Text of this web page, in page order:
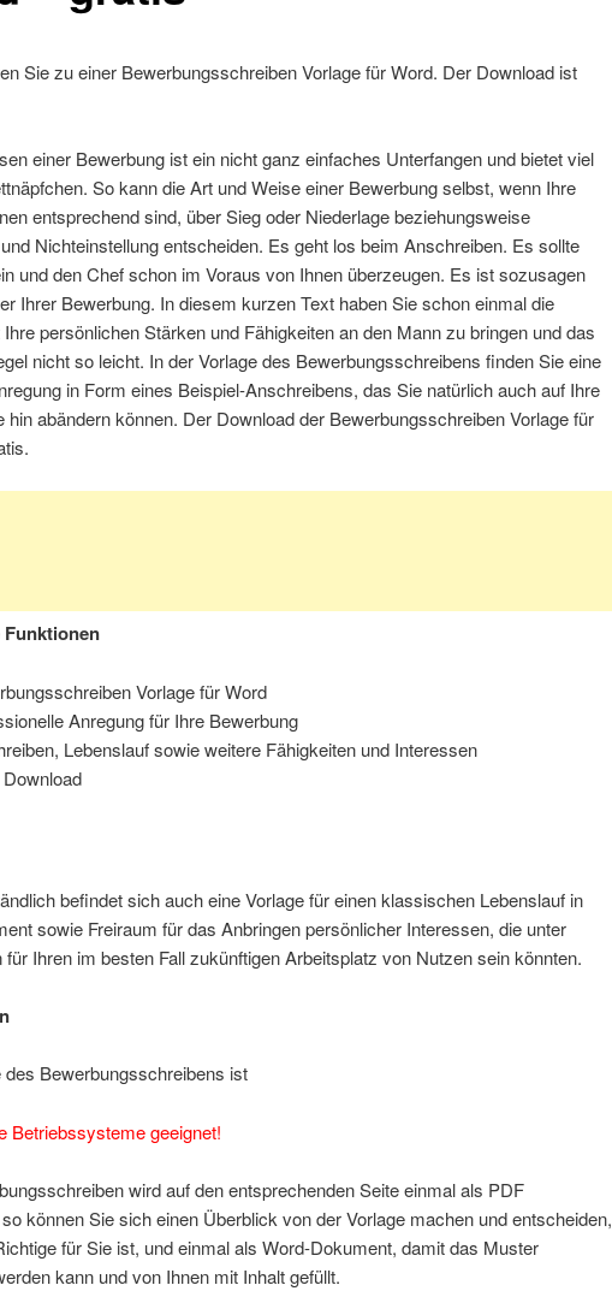
Sie zu einer Bewerbungsschreiben Vorlage für Word. Der Download ist
einer Bewerbung ist ein nicht ganz einfaches Unterfangen und bietet viel
So kann die Art und Weise einer Bewerbung selbst, wenn Ihre
entsprechend sind, über Sieg oder Niederlage beziehungsweise
Nichteinstellung entscheiden. Es geht los beim Anschreiben. Es sollte
und den Chef schon im Voraus von Ihnen überzeugen. Es ist sozusagen
Ihrer Bewerbung. In diesem kurzen Text haben Sie schon einmal die
persönlichen Stärken und Fähigkeiten an den Mann zu bringen und das
nicht so leicht. In der Vorlage des Bewerbungsschreibens finden Sie eine
in Form eines Beispiel-Anschreibens, das Sie natürlich auch auf Ihre
hin abändern können. Der Download der Bewerbungsschreiben Vorlage für
Vorlage für Word
Anregung für Ihre Bewerbung
Lebenslauf sowie weitere Fähigkeiten und Interessen
befindet sich auch eine Vorlage für einen klassischen Lebenslauf in
sowie Freiraum für das Anbringen persönlicher Interessen, die unter
für Ihren im besten Fall zukünftigen Arbeitsplatz von Nutzen sein könnten.
des Bewerbungsschreibens ist
Betriebssysteme geeignet!
wird auf den entsprechenden Seite einmal als PDF
können Sie sich einen Überblick von der Vorlage machen und entscheiden,
für Sie ist, und einmal als Word-Dokument, damit das Muster
kann und von Ihnen mit Inhalt gefüllt.